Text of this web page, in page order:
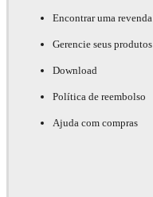
Encontrar uma revenda
Gerencie seus produtos
Download
Política de reembolso
Ajuda com compras